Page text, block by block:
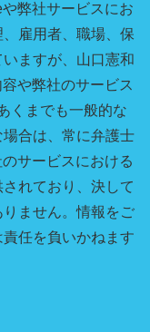
弊社サービスにお
雇用者、職場、保
ますが、山口憲和
や弊社のサービス
くまでも一般的な
合は、常に弁護士
サービスにおける
れており、決して
ません。情報をご
任を負いかねます